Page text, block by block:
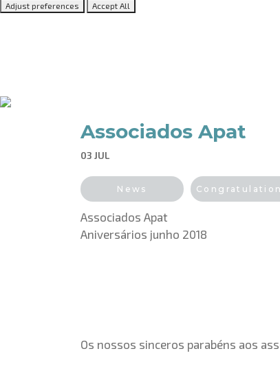
Adjust preferences Accept All
Associados Apat
03 JUL
News
Associados Apat
Aniversários junho 2018
Os nossos sinceros parabéns aos